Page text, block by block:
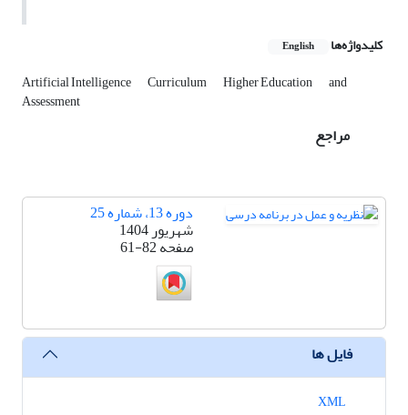
کلیدواژه‌ها English
Artificial Intelligence Curriculum Higher Education and
Assessment
مراجع
دوره 13، شماره 25
شهریور 1404
صفحه61-82
فایل ها